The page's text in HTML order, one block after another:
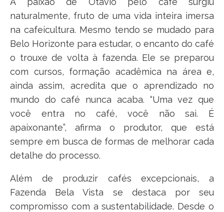
naturalmente, fruto de uma vida inteira imersa
na cafeicultura. Mesmo tendo se mudado para
Belo Horizonte para estudar, o encanto do café
o trouxe de volta à fazenda. Ele se preparou
com cursos, formação acadêmica na área e,
ainda assim, acredita que o aprendizado no
mundo do café nunca acaba. “Uma vez que
você entra no café, você não sai. É
apaixonante”, afirma o produtor, que está
sempre em busca de formas de melhorar cada
detalhe do processo.
Além de produzir cafés excepcionais, a
Fazenda Bela Vista se destaca por seu
compromisso com a sustentabilidade. Desde o